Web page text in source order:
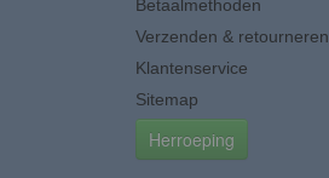
Betaalmethoden
Verzenden & retourneren
Klantenservice
Sitemap
Herroeping